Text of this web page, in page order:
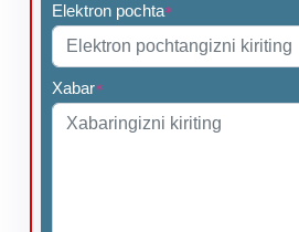
Elektron pochta*
Xabar*